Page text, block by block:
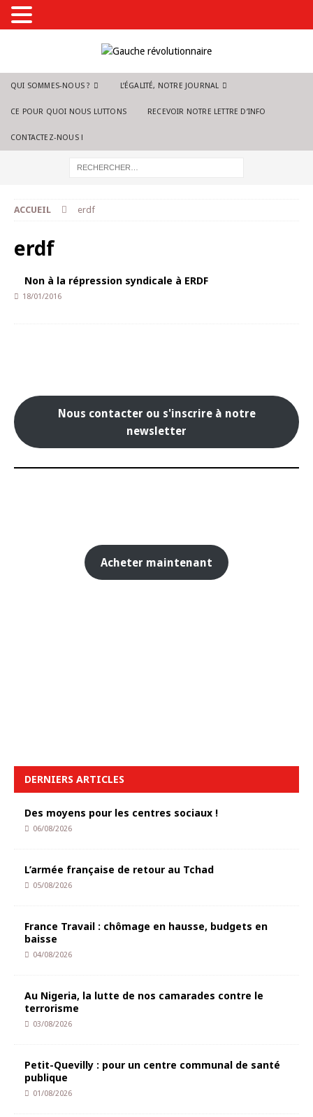
QUI SOMMES-NOUS ? L’ÉGALITÉ, NOTRE JOURNAL
CE POUR QUOI NOUS LUTTONS RECEVOIR NOTRE LETTRE D’INFO
CONTACTEZ-NOUS !
ACCUEIL erdf
erdf
Non à la répression syndicale à ERDF
18/01/2016
Nous contacter ou s'inscrire à notre
newsletter
Acheter maintenant
DERNIERS ARTICLES
Des moyens pour les centres sociaux !
06/08/2026
L’armée française de retour au Tchad
05/08/2026
France Travail : chômage en hausse, budgets en
baisse
04/08/2026
Au Nigeria, la lutte de nos camarades contre le
terrorisme
03/08/2026
Petit-Quevilly : pour un centre communal de santé
publique
01/08/2026